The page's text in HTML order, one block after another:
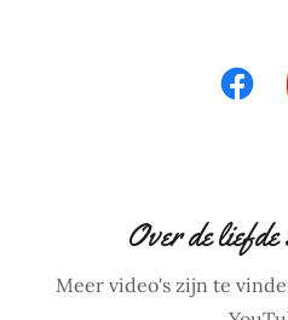
Over de
Meer video's zijn te